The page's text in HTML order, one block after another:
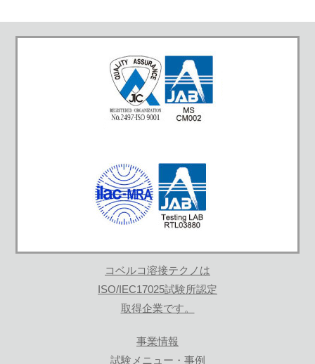
コベルコ溶接テクノは
ISO/IEC17025試験所認定
取得企業です。
事業情報
試験メニュー・事例